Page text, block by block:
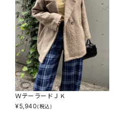
ＷテーラードＪＫ
¥5,940(税込)